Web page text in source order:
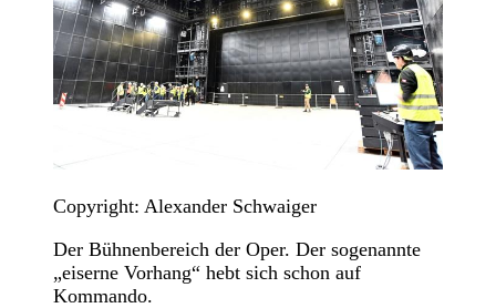
Copyright: Alexander Schwaiger
Der Bühnenbereich der Oper. Der sogenannte
„eiserne Vorhang“ hebt sich schon auf
Kommando.